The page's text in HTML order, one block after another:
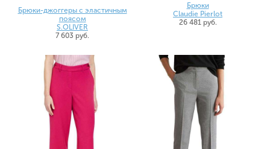
Брюки-джоггеры с эластичным
поясом
S.OLIVER
7 603 руб.
Брюки
Claudie Pierlot
26 481 руб.